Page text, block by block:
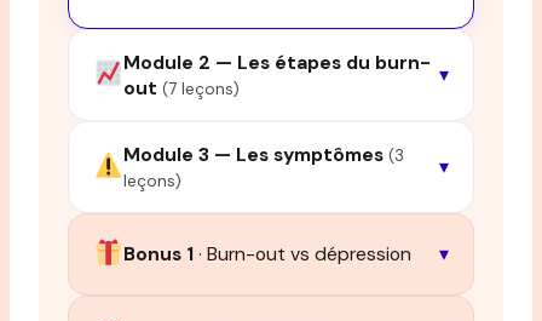
Module 2 — Les étapes du burn-
out (7 leçons)
▾
Module 3 — Les symptômes (3
leçons)
▾
Bonus 1· Burn-out vs dépression ▾